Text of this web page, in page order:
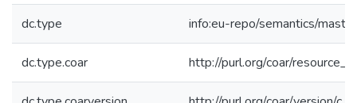
dc.type info:eu-repo/semantics/
dc.type.coar http://purl.org/coar/